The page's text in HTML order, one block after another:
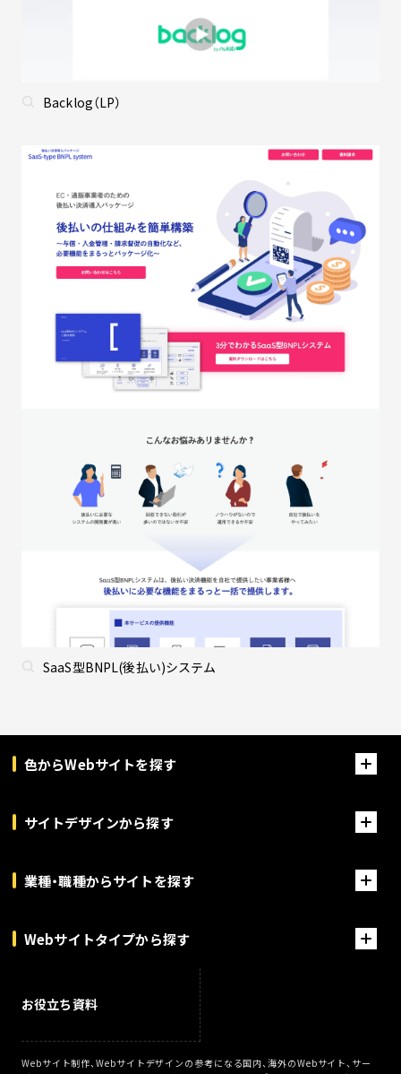
Backlog（LP）
SaaS型BNPL(後払い)システム
色からWebサイトを探す
サイトデザインから探す
業種・職種からサイトを探す
Webサイトタイプから探す
お役立ち資料
Webサイト制作、Webサイトデザインの参考になる国内、海外のWebサイト、サー